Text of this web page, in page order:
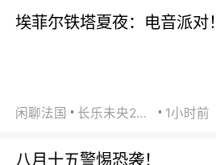
埃菲尔铁塔夏夜：电音派对！
闲聊法国 长乐未央2015 1小时前
八月十五警惕恐袭！